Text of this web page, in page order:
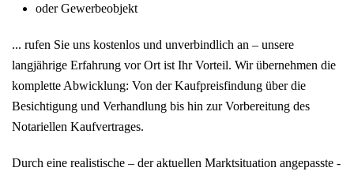
oder Gewerbeobjekt
... rufen Sie uns kostenlos und unverbindlich an – unsere
langjährige Erfahrung vor Ort ist Ihr Vorteil. Wir übernehmen die
komplette Abwicklung: Von der Kaufpreisfindung über die
Besichtigung und Verhandlung bis hin zur Vorbereitung des
Notariellen Kaufvertrages.
Durch eine realistische – der aktuellen Marktsituation angepasste -